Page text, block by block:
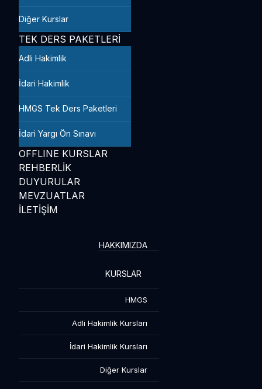
Diğer Kurslar
TEK DERS PAKETLERİ
Adli Hakimlik
İdari Hakimlik
HMGS Tek Ders Paketleri
İdari Yargı Ön Sınavı
OFFLINE KURSLAR
REHBERLİK
DUYURULAR
MEVZUATLAR
İLETİŞİM
HAKKIMIZDA
KURSLAR
HMGS
Adli Hakimlik Kursları
İdari Hakimlik Kursları
Diğer Kurslar